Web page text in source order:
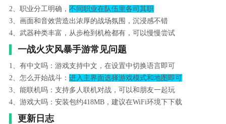
2、职业分工明确， 不同职业在队伍里各司其职
3、画面和音效营造出浓厚的战场氛围，沉浸感不错
4、武器种类丰富，从步枪到机枪都有，可以慢慢尝试
一战火灾风暴手游常见问题
1、有中文吗：游戏支持中文，在设置中切换语言即可
2、怎么开始战斗： 进入主界面选择游戏模式和地图即可
3、能联机吗：支持多人联机对战，可以和朋友一起玩
4、游戏大吗：安装包约418MB，建议在WiFi环境下下载
更新日志